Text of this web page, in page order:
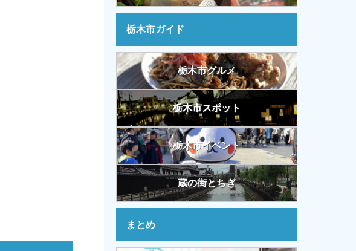
栃木市ガイド
栃木市グルメ
栃木市スポット
栃木市イベント
蔵の街とちぎ
まとめ